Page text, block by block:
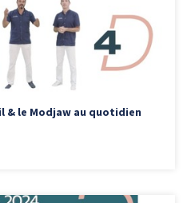
& le Modjaw au quotidien